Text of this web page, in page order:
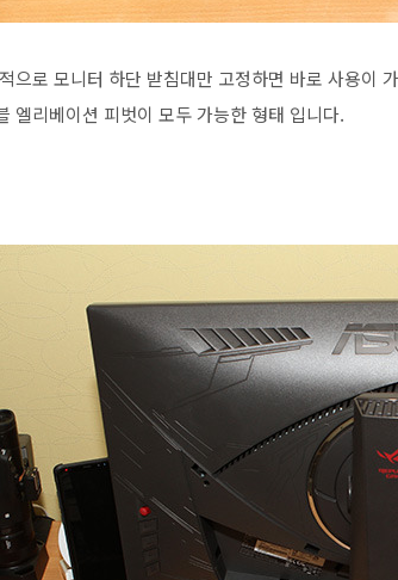
으로 모니터 하단 받침대만 고정하면 바로 사용이
엘리베이션 피벗이 모두 가능한 형태 입니다.